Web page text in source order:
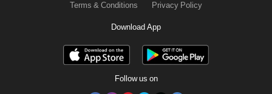
Terms & Conditions
Privacy Policy
Download App
Follow us on